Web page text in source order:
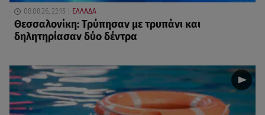
08.08.26, 22:15 ΕΛΛΑΔΑ
Θεσσαλονίκη: Τρύπησαν με τρυπάνι και
δηλητηρίασαν δύο δέντρα